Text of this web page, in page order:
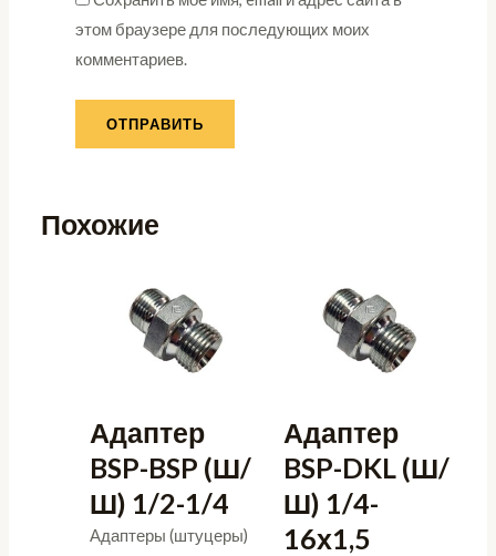
этом браузере для последующих моих
комментариев.
Похожие
Адаптер
BSP-BSP (Ш/
Ш) 1/2-1/4
Адаптеры (штуцеры)
Адаптер
BSP-DKL (Ш/
Ш) 1/4-
16х1,5